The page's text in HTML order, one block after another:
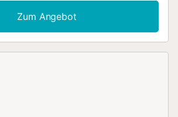
der Wohngegend von Vigo Stränden
oder die oben mieten Sie auf den
https: // www. Homeaway. ist /
Zum Angebot